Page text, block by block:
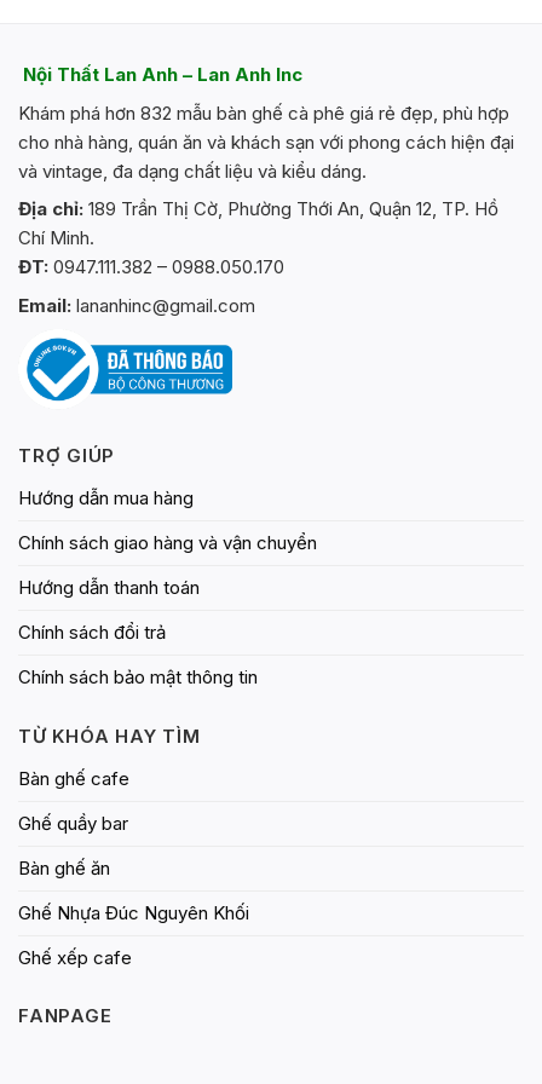
Nội Thất Lan Anh – Lan Anh Inc
Khám phá hơn 832 mẫu bàn ghế cà phê giá rẻ đẹp, phù hợp
cho nhà hàng, quán ăn và khách sạn với phong cách hiện đại
và vintage, đa dạng chất liệu và kiểu dáng.
Địa chỉ: 189 Trần Thị Cờ, Phường Thới An, Quận 12, TP. Hồ
Chí Minh.
ĐT: 0947.111.382 – 0988.050.170
Email: lananhinc@gmail.com
TRỢ GIÚP
Hướng dẫn mua hàng
Chính sách giao hàng và vận chuyển
Hướng dẫn thanh toán
Chính sách đổi trả
Chính sách bảo mật thông tin
TỪ KHÓA HAY TÌM
Bàn ghế cafe
Ghế quầy bar
Bàn ghế ăn
Ghế Nhựa Đúc Nguyên Khối
Ghế xếp cafe
FANPAGE